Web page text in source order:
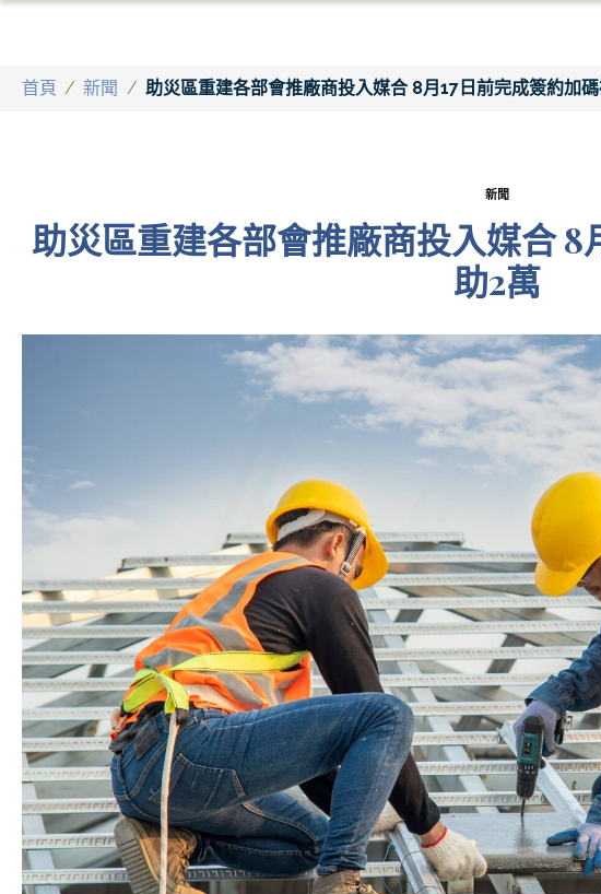
首頁 / 新聞 / 助災區重建各部會推廠商投入媒合 8月17日前完成簽約加
新聞
助災區重建各部會推廠商投入媒合 8
助2萬